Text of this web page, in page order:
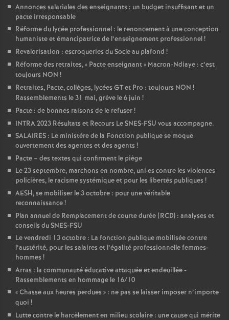
Annonces salariales des enseignants : un budget insuffisant et un
pacte irresponsable
Réforme du lycée professionnel : le renoncement à une conception
humaniste et émancipatrice de l’enseignement professionnel!
Revalorisation : escroqueries du Socle au plafond !
Réforme des retraites, « Pacte enseignant» Macron-Ndiaye : c’est
toujours NON !
Retraites, Pacte, collèges, lycées GT et Pro : toujours NON !
Rassemblements le 31 mai, grève le 6 juin !
Pacte : de bonnes raisons de le refuser!
INTRA 2023 Résultats et Recours Le SNES-FSU vous accompagne.
SALAIRES : Le ministère de la Fonction publique se moque
ouvertement des agentes et des agents !
Pacte – des textes qui confirment le piège
Le 23 septembre, marchons en nombre, uni·es contre les violences
policières, le racisme systémique et pour les libertés publiques !
AESH, se mobiliser le 3 octobre : pour une véritable
reconnaissance!
Plan annuel de Remplacement de courte durée (RCD) : analyses et
conseils du SNES-FSU
Le vendredi 13 octobre : La fonction publique mobilisée contre
l’austérité, pour les salaires et l’égalité professionnelle femmes-
hommes !
Arras : la communauté éducative attaquée et endeuillée -
Rassemblements en hommage le 16/10
«Chasse aux heures perdues » : ne pas se laisser imposer n’importe
quoi !
Lutte contre le harcèlement en milieu scolaire : une cause qui mérite